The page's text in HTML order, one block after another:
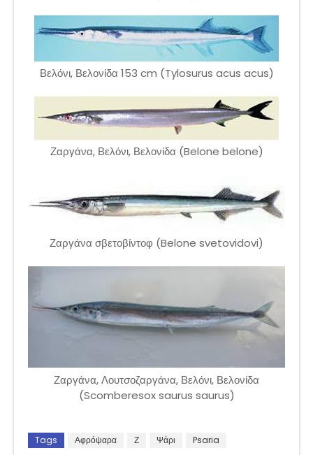
Βελόνι, Βελονίδα 153 cm (Tylosurus acus acus)
Ζαργάνα, Βελόνι, Βελονίδα (Belone belone)
Ζαργάνα σβετοβίντοφ (Belone svetovidovi)
Ζαργάνα, Λουτσοζαργάνα, Βελόνι, Βελονίδα
(Scomberesox saurus saurus)
Tags Αφρόψαρα Ζ Ψάρι Psaria